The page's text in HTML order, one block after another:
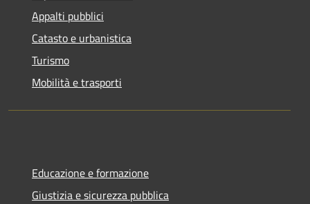
Appalti pubblici
Catasto e urbanistica
Turismo
Mobilità e trasporti
Educazione e formazione
Giustizia e sicurezza pubblica